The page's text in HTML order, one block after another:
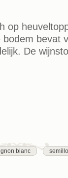
op
bevat
De
blanc